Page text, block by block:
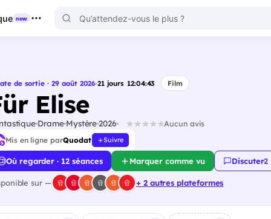
new
de sortie · 29 août 2026·21 jours 12:04:42 Film
Elise
DrameMystère 2026 Aucun avis
Mis en ligne parQuodat Suivre
Où regarder · 12 séances Marquer comme vu Discuter·2
sur — + 2 autres plateformes